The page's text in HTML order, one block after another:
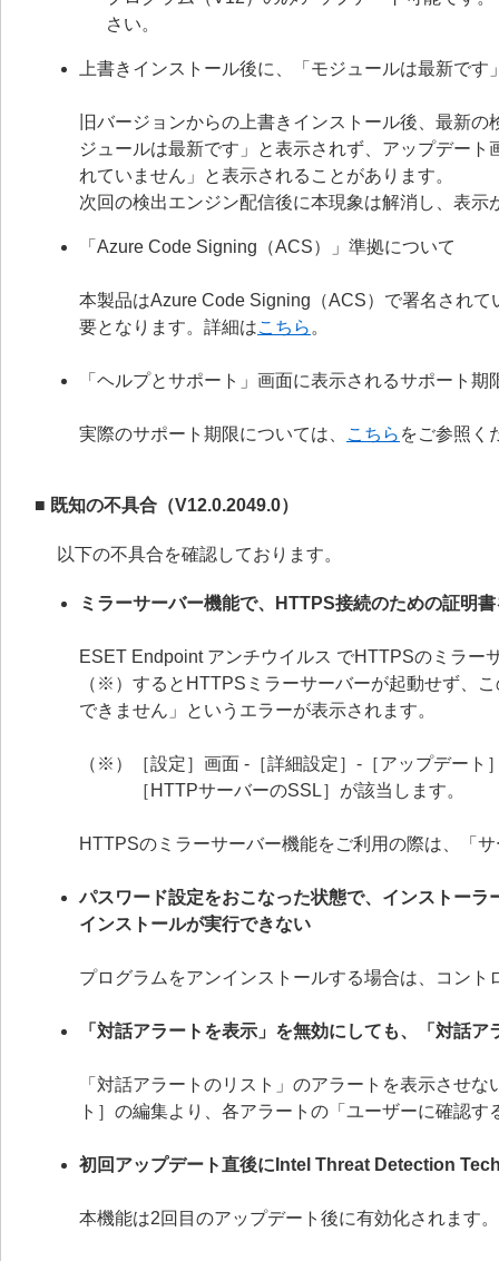
さい。
上書きインストール後に、「モジュールは最新です
旧バージョンからの上書きインストール後、最新
ジュールは最新です」と表示されず、アップデー
れていません」と表示されることがあります。
次回の検出エンジン配信後に本現象は解消し、表示
「Azure Code Signing（ACS）」準拠について
本製品はAzure Code Signing（ACS）で署名され
要となります。詳細はこちら 。
「ヘルプとサポート」画面に表示されるサポート
実際のサポート期限については、 こちら をご参照く
■ 既知の不具合（V12.0.2049.0）
以下の不具合を確認しております。
ミラーサーバー機能で、HTTPS接続のための証明
ESET Endpoint アンチウイルス でHTTPSのミラー
（※）するとHTTPSミラーサーバーが起動せず、
できません」というエラーが表示されます。
（※）［設定］画面 -［詳細設定］-［アップデー
［HTTPサーバーのSSL］が該当します。
HTTPSのミラーサーバー機能をご利用の際は、「
パスワード設定をおこなった状態で、インストー
インストールが実行できない
プログラムをアンインストールする場合は、コン
「対話アラートを表示」を無効にしても、「対話
「対話アラートのリスト」のアラートを表示させ
ト］の編集より、各アラートの「ユーザーに確認
初回アップデート直後にIntel Threat Detection
本機能は2回目のアップデート後に有効化されます。